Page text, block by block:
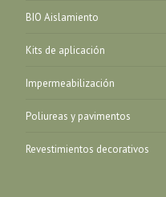
BIO Aislamiento
Kits de aplicación
Impermeabilización
Poliureas y pavimentos
Revestimientos decorativos